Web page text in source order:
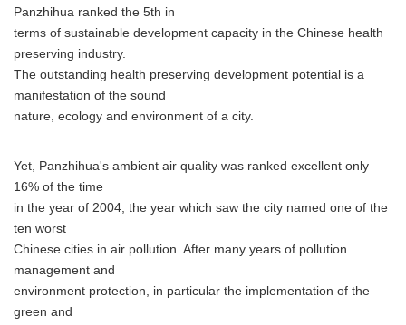
Panzhihua ranked the 5th in
terms of sustainable development capacity in the Chinese health
preserving industry.
The outstanding health preserving development potential is a
manifestation of the sound
nature, ecology and environment of a city.
Yet, Panzhihua's ambient air quality was ranked excellent only
16% of the time
in the year of 2004, the year which saw the city named one of the
ten worst
Chinese cities in air pollution. After many years of pollution
management and
environment protection, in particular the implementation of the
green and